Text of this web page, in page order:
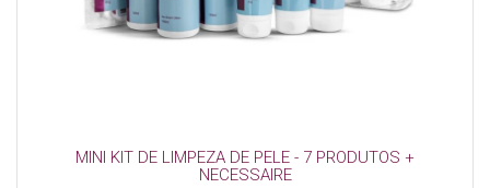
MINI KIT DE LIMPEZA DE PELE - 7 PRODUTOS +
NECESSAIRE